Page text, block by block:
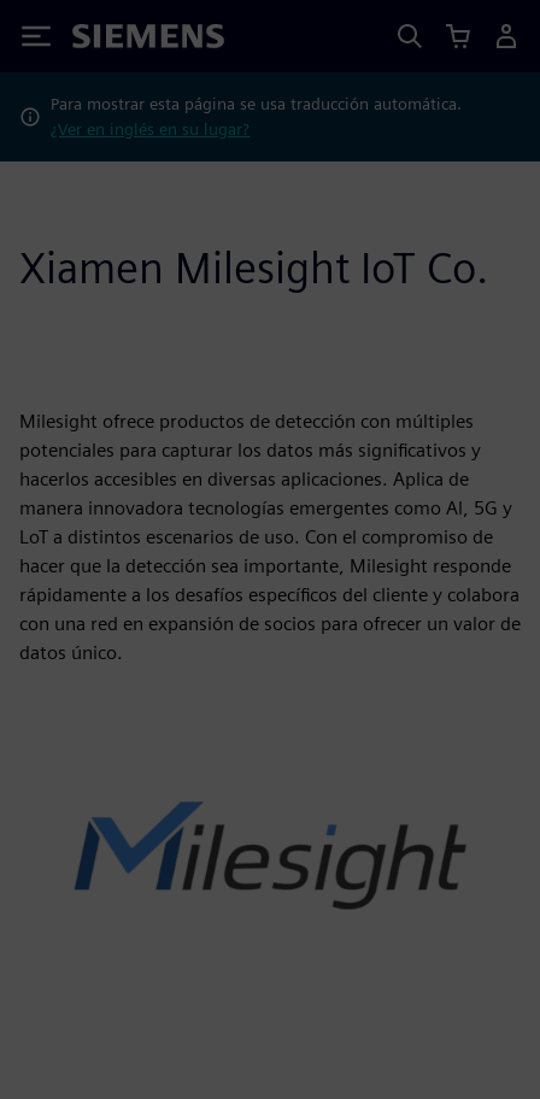
Siemens
Para mostrar esta página se usa traducción automática.
¿Ver en inglés en su lugar?
Xiamen Milesight IoT Co.
Milesight ofrece productos de detección con múltiples
potenciales para capturar los datos más significativos y
hacerlos accesibles en diversas aplicaciones. Aplica de
manera innovadora tecnologías emergentes como Al, 5G y
LoT a distintos escenarios de uso. Con el compromiso de
hacer que la detección sea importante, Milesight responde
rápidamente a los desafíos específicos del cliente y colabora
con una red en expansión de socios para ofrecer un valor de
datos único.